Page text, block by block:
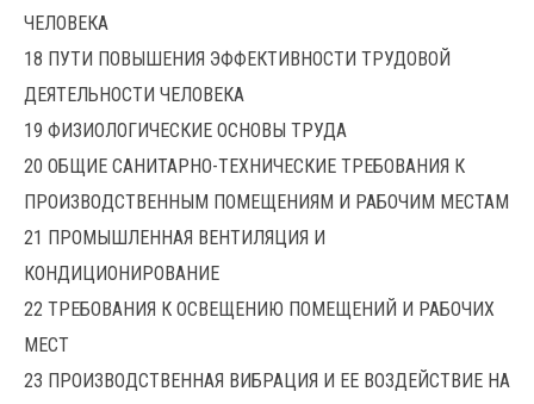
ЧЕЛОВЕКА
18 ПУТИ ПОВЫШЕНИЯ ЭФФЕКТИВНОСТИ ТРУДОВОЙ
ДЕЯТЕЛЬНОСТИ ЧЕЛОВЕКА
19 ФИЗИОЛОГИЧЕСКИЕ ОСНОВЫ ТРУДА
20 ОБЩИЕ САНИТАРНО-ТЕХНИЧЕСКИЕ ТРЕБОВАНИЯ К
ПРОИЗВОДСТВЕННЫМ ПОМЕЩЕНИЯМ И РАБОЧИМ МЕСТАМ
21 ПРОМЫШЛЕННАЯ ВЕНТИЛЯЦИЯ И
КОНДИЦИОНИРОВАНИЕ
22 ТРЕБОВАНИЯ К ОСВЕЩЕНИЮ ПОМЕЩЕНИЙ И РАБОЧИХ
МЕСТ
23 ПРОИЗВОДСТВЕННАЯ ВИБРАЦИЯ И ЕЕ ВОЗДЕЙСТВИЕ НА